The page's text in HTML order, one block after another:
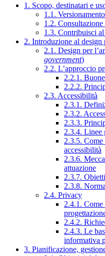
1. Scopo, destinatari e
1.1.
1.2. Consultazione
1.3. Contribuisci
2. Introduzione al
2.1. Design per
government)
2.2. L’approccio
2.2.1.
2.2.2.
2.3. Accessibilità
2.3.1.
2.3.2.
2.3.3.
2.3.4. Linee
2.3.5.
accessibilità
2.3.6.
attuazione
2.3.7.
2.3.8.
2.4. Privacy
2.4.1.
2.4.2.
2.4.3. Le
informativa
3. Pianificazione,